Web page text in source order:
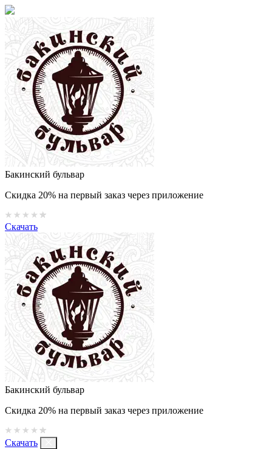
Бакинский бульвар
Скидка 20% на первый заказ через приложение
Скачать
Бакинский бульвар
Скидка 20% на первый заказ через приложение
Скачать